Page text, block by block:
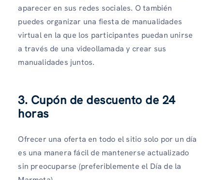
aparecer en sus redes sociales. O también
puedes organizar una fiesta de manualidades
virtual en la que los participantes puedan unirse
a través de una videollamada y crear sus
manualidades juntos.
3. Cupón de descuento de 24
horas
Ofrecer una oferta en todo el sitio solo por un día
es una manera fácil de mantenerse actualizado
sin preocuparse (preferiblemente el Día de la